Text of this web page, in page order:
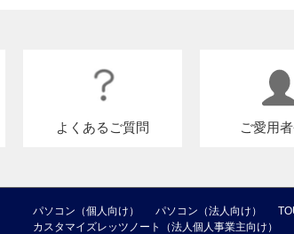
よくあるご質問 ご愛用
パソコン（個人向け） パソコン（法人向け）
カスタマイズレッツノート（法人個人事業主向け）